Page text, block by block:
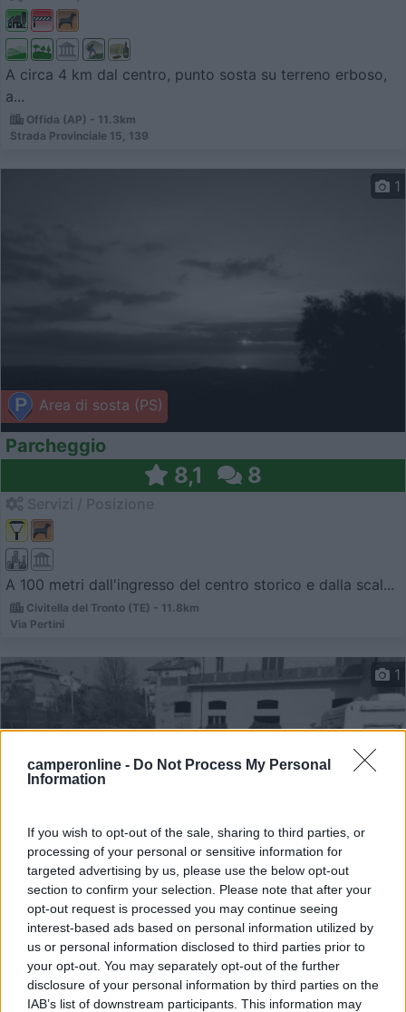
camperonline - Do Not Process My Personal
Information
If you wish to opt-out of the sale, sharing to third parties, or
processing of your personal or sensitive information for
targeted advertising by us, please use the below opt-out
section to confirm your selection. Please note that after your
opt-out request is processed you may continue seeing
interest-based ads based on personal information utilized by
us or personal information disclosed to third parties prior to
your opt-out. You may separately opt-out of the further
disclosure of your personal information by third parties on the
IAB’s list of downstream participants. This information may
A circa 4 km dal centro, punto sosta su terreno erboso,
a...
Offida (AP) - 11.3km
Strada Provinciale 15, 139
Area di sosta (PS)
1
Parcheggio
8,1 8
A 100 metri dall'ingresso del centro storico e dalla scal...
Civitella del Tronto (TE) - 11.8km
Via Pertini
Area di sosta (PS+CS)
1
Area camper Offida
4,5 14
Servizi / Posizione